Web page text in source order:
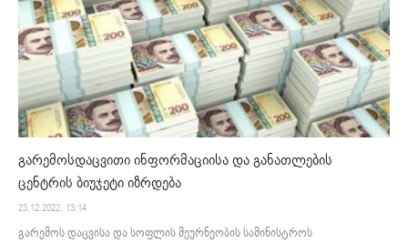
გარემოსდაცვითი ინფორმაციისა და განათლების
ცენტრის ბიუჯეტი იზრდება
23.12.2022. 13:14
გარემოს დაცვისა და სოფლის მეურნეობის სამინისტროს